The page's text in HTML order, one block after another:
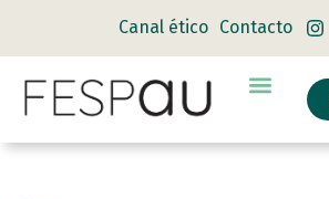
Canal ético Contacto